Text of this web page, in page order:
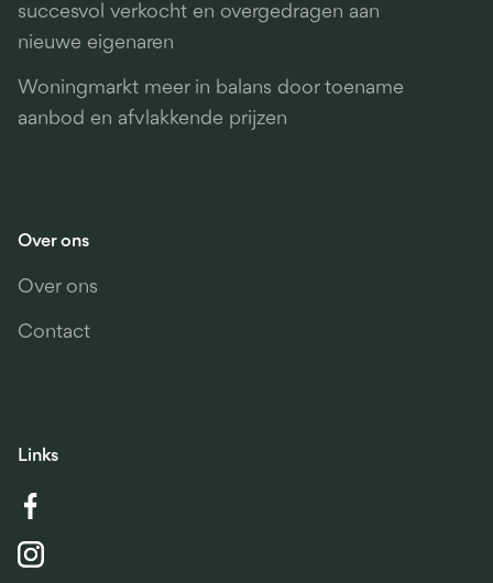
succesvol verkocht en overgedragen aan
nieuwe eigenaren
Woningmarkt meer in balans door toename
aanbod en afvlakkende prijzen
Over ons
Over ons
Contact
Links